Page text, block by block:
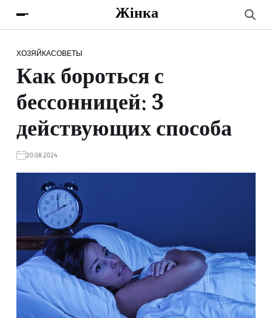
Жінка
ХОЗЯЙКАСОВЕТЫ
Как бороться с
бессонницей: 3
действующих способа
20.08.2024